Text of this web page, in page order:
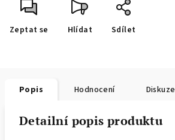
Zeptat se Hlídat Sdílet
Popis Hodnocení Diskuze
Detailní popis produktu